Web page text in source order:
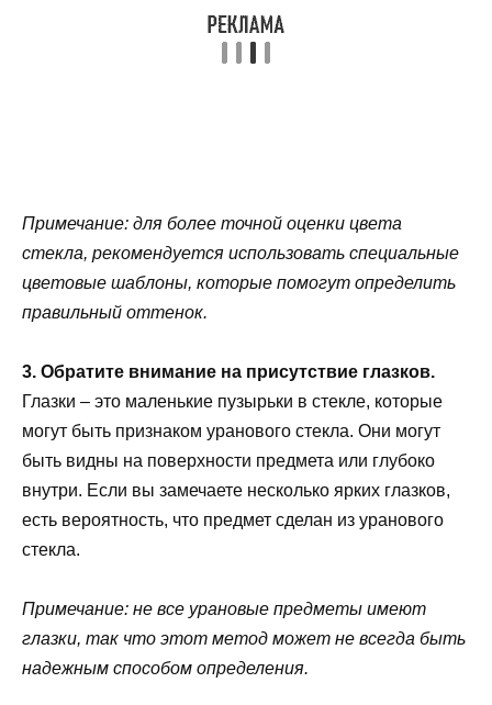
Примечание: для более точной оценки цвета
стекла, рекомендуется использовать специальные
цветовые шаблоны, которые помогут определить
правильный оттенок.
3. Обратите внимание на присутствие глазков.
Глазки – это маленькие пузырьки в стекле, которые
могут быть признаком уранового стекла. Они могут
быть видны на поверхности предмета или глубоко
внутри. Если вы замечаете несколько ярких глазков,
есть вероятность, что предмет сделан из уранового
стекла.
Примечание: не все урановые предметы имеют
глазки, так что этот метод может не всегда быть
надежным способом определения.